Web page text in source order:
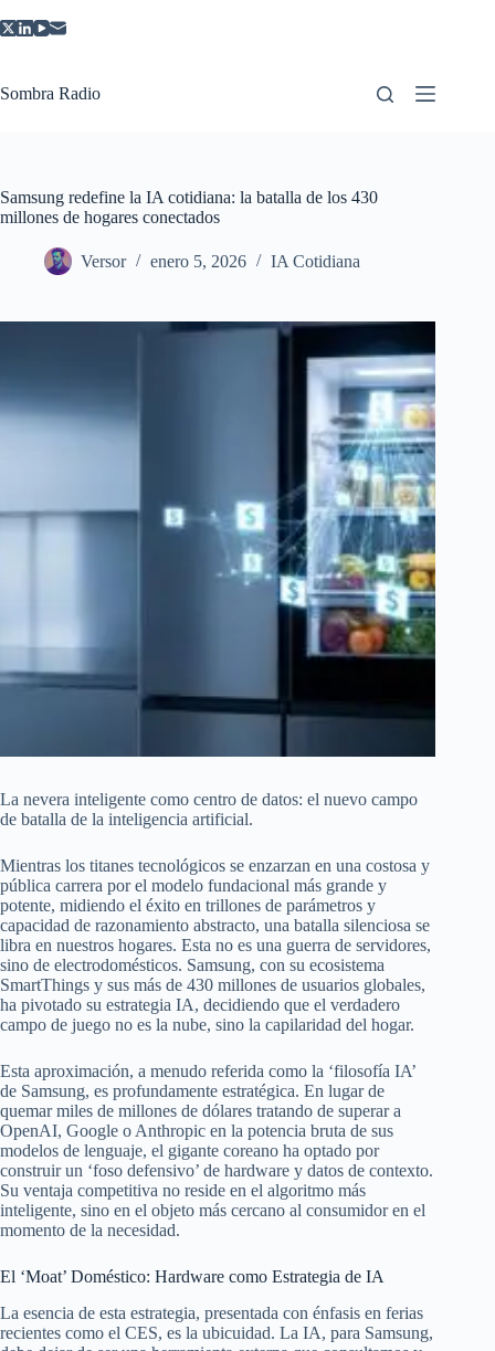
al
Sombra Radio
Samsung redefine la IA cotidiana: la batalla de los 430
millones de hogares conectados
Versor enero 5, 2026 IA Cotidiana
La nevera inteligente como centro de datos: el nuevo campo
de batalla de la inteligencia artificial.
Mientras los titanes tecnológicos se enzarzan en una costosa y
pública carrera por el modelo fundacional más grande y
potente, midiendo el éxito en trillones de parámetros y
capacidad de razonamiento abstracto, una batalla silenciosa se
libra en nuestros hogares. Esta no es una guerra de servidores,
sino de electrodomésticos. Samsung, con su ecosistema
SmartThings y sus más de 430 millones de usuarios globales,
ha pivotado su estrategia IA, decidiendo que el verdadero
campo de juego no es la nube, sino la capilaridad del hogar.
Esta aproximación, a menudo referida como la ‘filosofía IA’
de Samsung, es profundamente estratégica. En lugar de
quemar miles de millones de dólares tratando de superar a
OpenAI, Google o Anthropic en la potencia bruta de sus
modelos de lenguaje, el gigante coreano ha optado por
construir un ‘foso defensivo’ de hardware y datos de contexto.
Su ventaja competitiva no reside en el algoritmo más
inteligente, sino en el objeto más cercano al consumidor en el
momento de la necesidad.
El ‘Moat’ Doméstico: Hardware como Estrategia de IA
La esencia de esta estrategia, presentada con énfasis en ferias
recientes como el CES, es la ubicuidad. La IA, para Samsung,